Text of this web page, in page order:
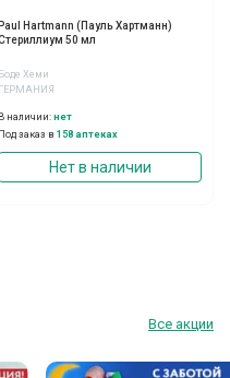
Paul Hartmann (Пауль Хартманн)
50 мл
Боде Хеми
ГЕРМАНИЯ
В наличии: нет
Под заказ в 158 аптеках
Нет в наличии
Все акции